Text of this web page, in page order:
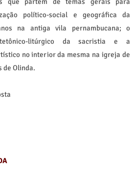
político-social e geográfica da
na antiga vila pernambucana; o
litúrgico da sacristia e a
no interior da mesma na igreja de
de Olinda.